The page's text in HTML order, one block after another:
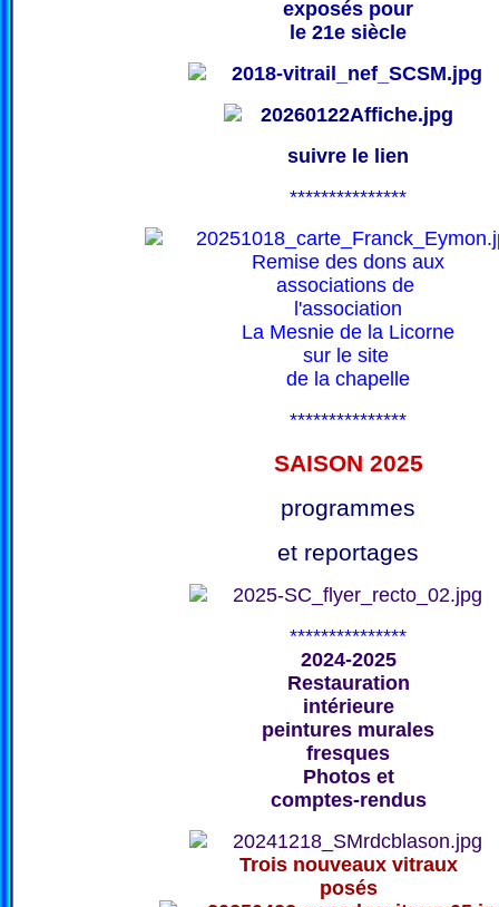
exposés pour
le 21e siècle
suivre le lien
***************
Remise des dons aux
associations de
l'association
La Mesnie de la Licorne
sur le site
de la chapelle
***************
SAISON 2025
programmes
et reportages
***************
2024-2025
Restauration
intérieure
peintures murales
fresques
Photos et
comptes-rendus
Trois nouveaux vitraux
posés